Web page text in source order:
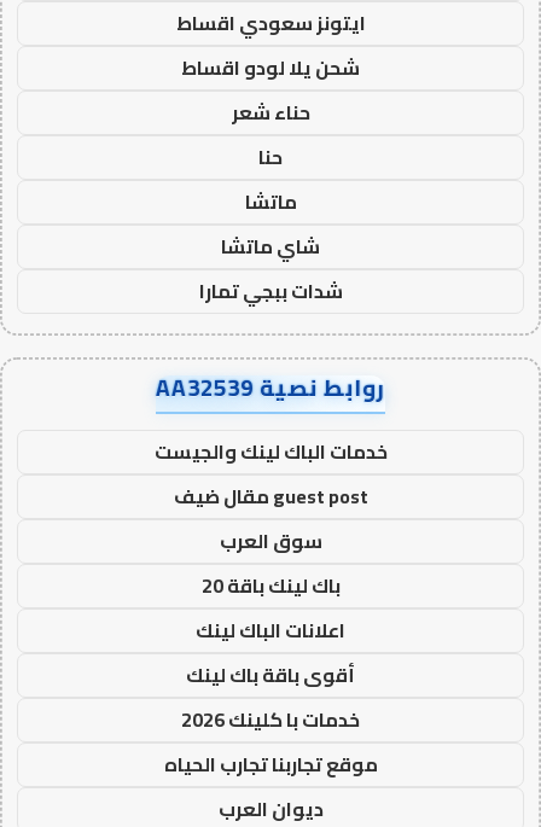
ايتونز سعودي اقساط
شحن يلا لودو اقساط
حناء شعر
حنا
ماتشا
شاي ماتشا
شدات ببجي تمارا
روابط نصية AA32539
خدمات الباك لينك والجيست
guest post مقال ضيف
سوق العرب
باك لينك باقة 20
اعلانات الباك لينك
أقوى باقة باك لينك
خدمات با كلينك 2026
موقع تجاربنا تجارب الحياه
ديوان العرب